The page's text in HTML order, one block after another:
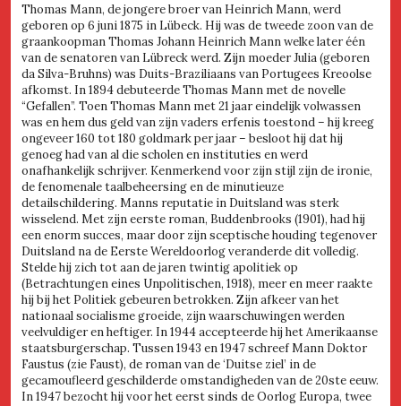
Thomas Mann, de jongere broer van Heinrich Mann, werd
geboren op 6 juni 1875 in Lübeck. Hij was de tweede zoon van de
graankoopman Thomas Johann Heinrich Mann welke later één
van de senatoren van Lübreck werd. Zijn moeder Julia (geboren
da Silva-Bruhns) was Duits-Braziliaans van Portugees Kreoolse
afkomst. In 1894 debuteerde Thomas Mann met de novelle
“Gefallen”. Toen Thomas Mann met 21 jaar eindelijk volwassen
was en hem dus geld van zijn vaders erfenis toestond – hij kreeg
ongeveer 160 tot 180 goldmark per jaar – besloot hij dat hij
genoeg had van al die scholen en instituties en werd
onafhankelijk schrijver. Kenmerkend voor zijn stijl zijn de ironie,
de fenomenale taalbeheersing en de minutieuze
detailschildering. Manns reputatie in Duitsland was sterk
wisselend. Met zijn eerste roman, Buddenbrooks (1901), had hij
een enorm succes, maar door zijn sceptische houding tegenover
Duitsland na de Eerste Wereldoorlog veranderde dit volledig.
Stelde hij zich tot aan de jaren twintig apolitiek op
(Betrachtungen eines Unpolitischen, 1918), meer en meer raakte
hij bij het Politiek gebeuren betrokken. Zijn afkeer van het
nationaal socialisme groeide, zijn waarschuwingen werden
veelvuldiger en heftiger. In 1944 accepteerde hij het Amerikaanse
staatsburgerschap. Tussen 1943 en 1947 schreef Mann Doktor
Faustus (zie Faust), de roman van de ‘Duitse ziel’ in de
gecamoufleerd geschilderde omstandigheden van de 20ste eeuw.
In 1947 bezocht hij voor het eerst sinds de Oorlog Europa, twee